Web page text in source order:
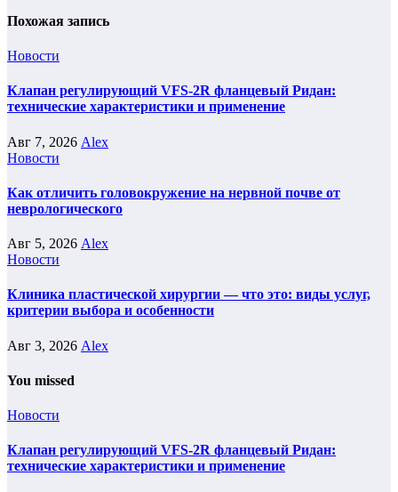
Похожая запись
Новости
Клапан регулирующий VFS-2R фланцевый Ридан:
технические характеристики и применение
Авг 7, 2026 Alex
Новости
Как отличить головокружение на нервной почве от
неврологического
Авг 5, 2026 Alex
Новости
Клиника пластической хирургии — что это: виды услуг,
критерии выбора и особенности
Авг 3, 2026 Alex
You missed
Новости
Клапан регулирующий VFS-2R фланцевый Ридан:
технические характеристики и применение